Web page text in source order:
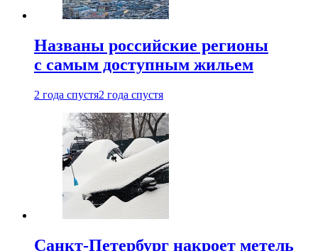
Названы российские регионы
с самым доступным жильем
2 года спустя2 года спустя
Санкт-Петербург накроет метель